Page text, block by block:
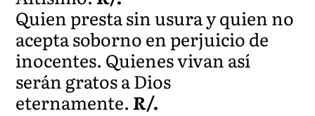
Quien presta sin usura y quien no
acepta soborno en perjuicio de
inocentes. Quienes vivan así
serán gratos a Dios
eternamente.R/.